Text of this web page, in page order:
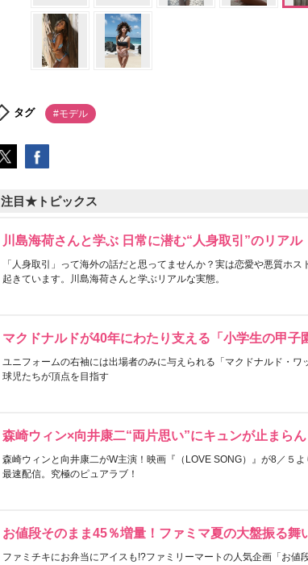
タグ #モデル
注目★トピックス
川島海荷さんと学ぶ 日常に潜む“人身取引”のリアル
「人身取引」って海外の話だと思ってませんか？実は恋愛や悪質ホス
起きています。川島海荷さんと学ぶリアルな実態。
マクドナルドが40年にわたり支える「小学生の甲子
ユニフォームの右袖には出場者のみに与えられる「マクドナルド・ワ
球児たちが頂点を目指す
森崎ウィン×向井康二“両片思い”にキュンが止まらん
森崎ウィンと向井康二がW主演！映画『（LOVE SONG）』が8／５
最速配信。究極のピュアラブ！
お値段そのまま45％増量！ファミマ夏の大盤振る舞
ファミチキにお弁当にアイスも!?ファミリーマートの人気企画「お値